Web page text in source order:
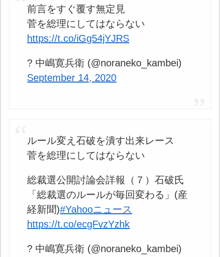
前言をすぐ覆す無定見
菅を総理にしてはならない
https://t.co/iGg54jYJRS
? 中嶋寛兵衛 (@noraneko_kambei)
September 14, 2020
ルール変え石破を潰す出来レース
菅を総理にしてはならない
総裁選公開討論会詳報（７）石破氏
「総裁選のルールが毎回変わる」(産
経新聞)#Yahooニュース
https://t.co/ecgFvzYzhk
? 中嶋寛兵衛 (@noraneko_kambei)